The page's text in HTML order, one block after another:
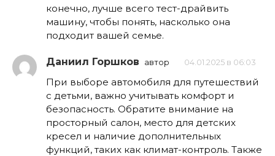
конечно, лучше всего тест-драйвить
машину, чтобы понять, насколько она
подходит вашей семье.
Даниил Горшков автор 04.01.2025 в 06:03
При выборе автомобиля для путешествий
с детьми, важно учитывать комфорт и
безопасность. Обратите внимание на
просторный салон, место для детских
кресел и наличие дополнительных
функций, таких как климат-контроль. Также